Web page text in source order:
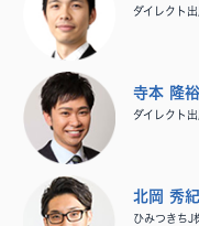
ダイレクト
寺本 隆裕
ダイレクト
北岡 秀紀
ひみつきちJ